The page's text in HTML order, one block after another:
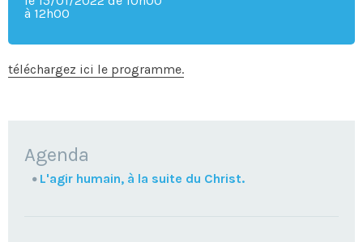
à 12h00
téléchargez ici le programme.
NAVIGATION
Agenda
L'agir humain, à la suite du Christ.